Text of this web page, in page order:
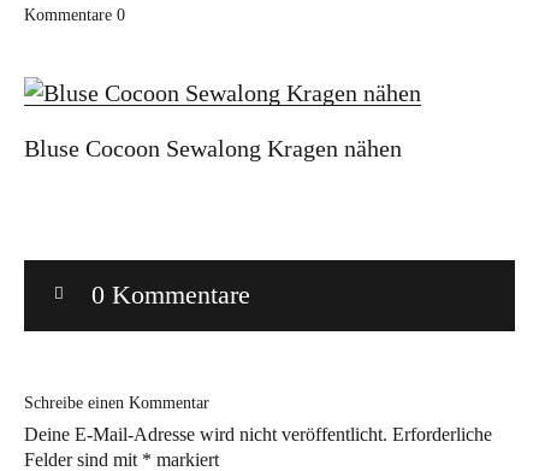
Stoffempfehlungen
Wir sagen Danke und Good
Bye!
Kommentare 0
Bluse Cocoon Sewalong Kragen nähen
0 Kommentare
Schreibe einen Kommentar
Deine E-Mail-Adresse wird nicht veröffentlicht. Erforderliche
Felder sind mit * markiert